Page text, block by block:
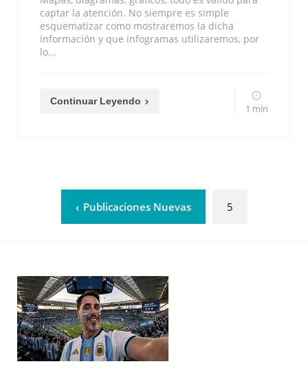
captar la atención. No siempre es simple
esquematizar como mostraremos la dicha
información y que infogramas utilizaremos, por
lo...
Continuar Leyendo
1 min
Publicaciones Nuevas 5